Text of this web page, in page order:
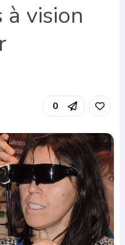
vision
0